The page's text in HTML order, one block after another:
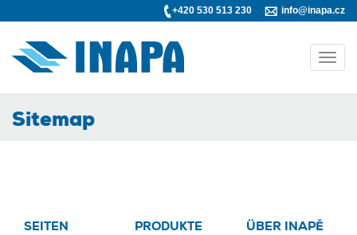
info@inapa.cz
+420 530 513 230
Sitemap
SEITEN PRODUKTE ÜBER INAPĚ